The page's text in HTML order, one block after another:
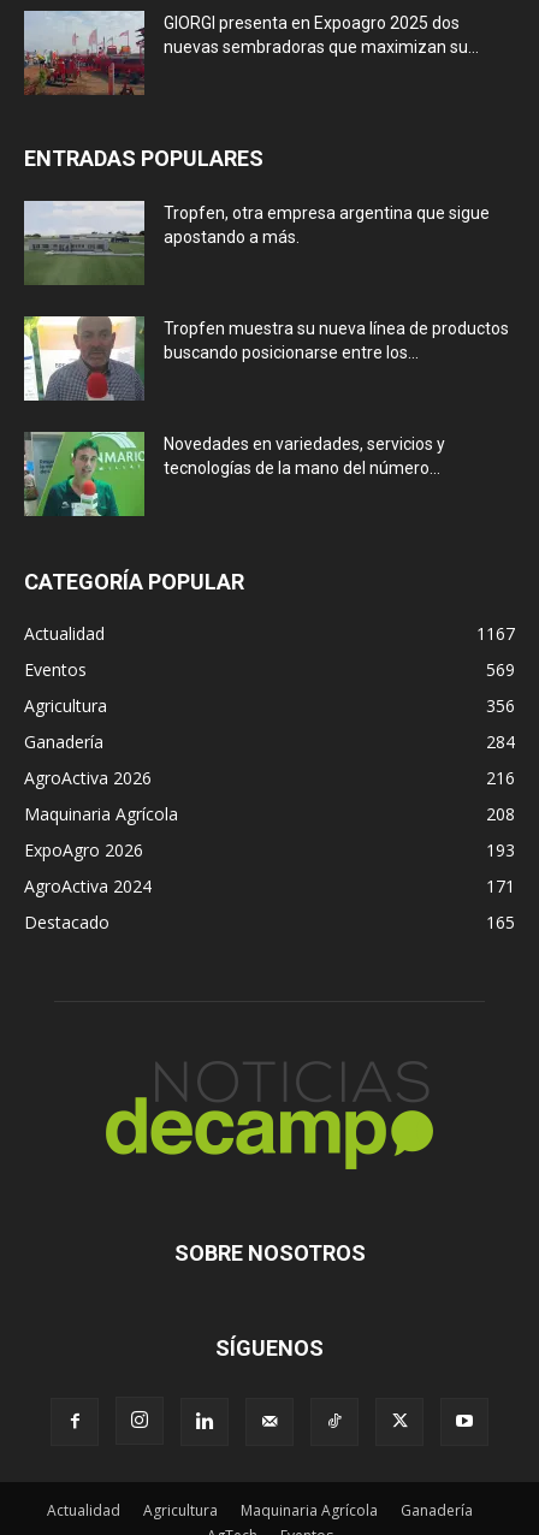
GIORGI presenta en Expoagro 2025 dos
nuevas sembradoras que maximizan su...
ENTRADAS POPULARES
Tropfen, otra empresa argentina que sigue
apostando a más.
Tropfen muestra su nueva línea de productos
buscando posicionarse entre los...
Novedades en variedades, servicios y
tecnologías de la mano del número...
CATEGORÍA POPULAR
Actualidad
1167
Eventos
569
Agricultura
356
Ganadería
284
AgroActiva 2026
216
Maquinaria Agrícola
208
ExpoAgro 2026
193
AgroActiva 2024
171
Destacado
165
SOBRE NOSOTROS
SÍGUENOS
Actualidad Agricultura Maquinaria Agrícola
Ganadería